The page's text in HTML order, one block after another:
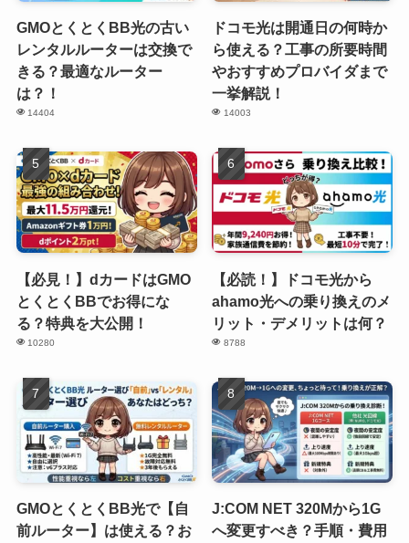
GMOとくとくBB光の古い
レンタルルーターは交換で
きる？最適なルーター
は？！
14404
ドコモ光は開通日の何時か
ら使える？工事の所要時間
やおすすめプロバイダまで
一挙解説！
14003
【必見！】dカードはGMO
とくとくBBでお得にな
る？特典を大公開！
10280
【必読！】ドコモ光から
ahamo光への乗り換えのメ
リット・デメリットは何？
8788
GMOとくとくBB光で【自
前ルーター】は使える？お
J:COM NET 320Mから1G
へ変更すべき？手順・費用